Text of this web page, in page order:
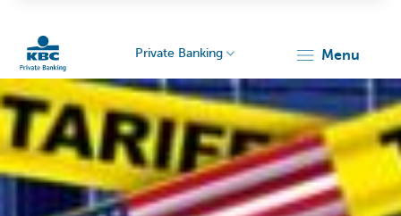
Particulieren
Private Banking menu